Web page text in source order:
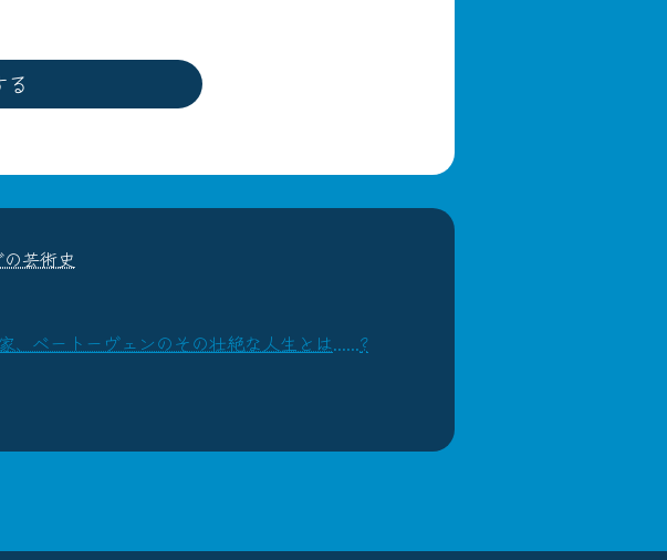
芸術史
、ベートーヴェンのその壮絶な人生とは......?